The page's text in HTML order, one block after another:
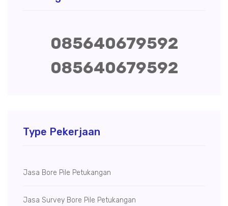
085640679592
085640679592
Type Pekerjaan
Jasa Bore Pile Petukangan
Jasa Survey Bore Pile Petukangan